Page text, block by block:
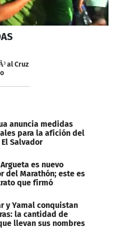
al Cruz
anuncia medidas
para la afición del
El Salvador
es nuevo
del Marathón; este es
que firmó
y Yamal conquistan
la cantidad de
llevan sus nombres